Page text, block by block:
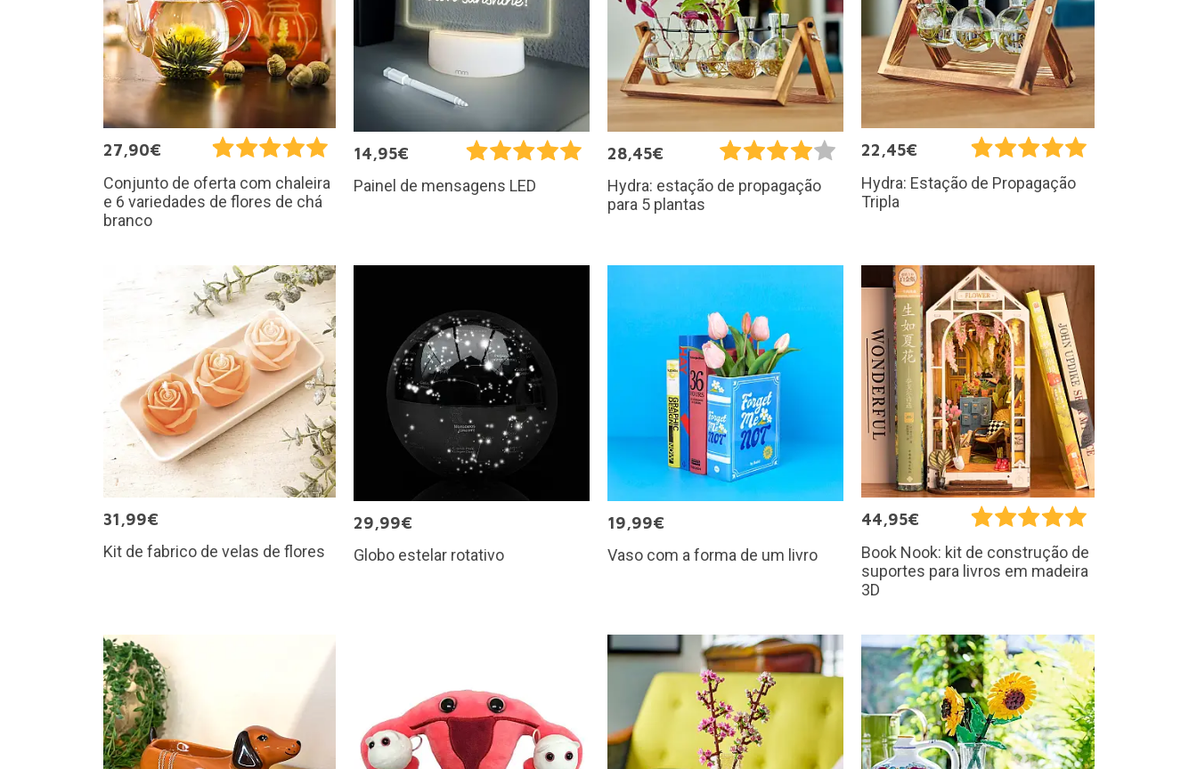
27,90€
Conjunto de oferta com chaleira
e 6 variedades de flores de chá
branco
14,95€
Painel de mensagens LED
28,45€
Hydra: estação de propagação
para 5 plantas
22,45€
Hydra: Estação de Propagação
Tripla
31,99€
Kit de fabrico de velas de flores
29,99€
Globo estelar rotativo
19,99€
Vaso com a forma de um livro
44,95€
Book Nook: kit de construção de
suportes para livros em madeira
3D